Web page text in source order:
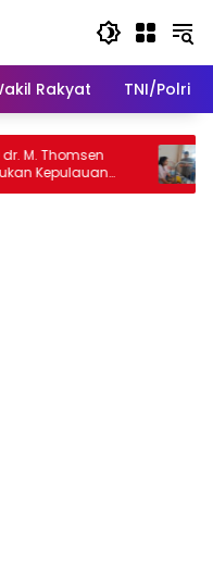
Rakyat TNI/Polri
Bobby
dan